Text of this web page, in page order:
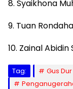
8. Syaikhona
9. Tuan
10. Zainal
Tag: Gus Dur